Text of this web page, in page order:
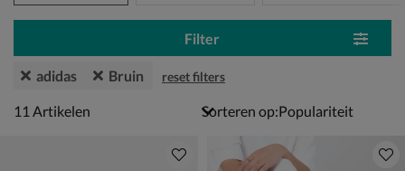
Filter
adidas Bruin reset filters
11 artikelen
11 Artikelen Sorteren op: